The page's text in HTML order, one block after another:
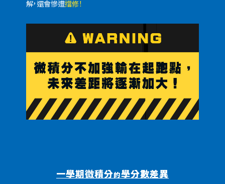
解，還會慘遭擋修！
一學期微積分的學分數差異